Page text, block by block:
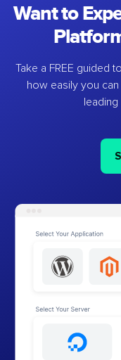
Want to
Take a FREE guided
how easily you